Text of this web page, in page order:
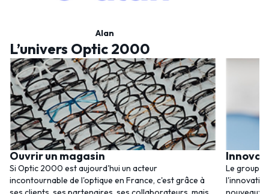
Alan
L’univers Optic 2000
Ouvrir un magasin
Si Optic 2000 est aujourd'hui un acteur
incontournable de l'optique en France, c'est grâce à
Le